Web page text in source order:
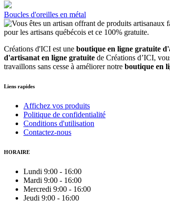
Boucles d'oreilles en métal
Créations d'ICI est une boutique en ligne gratuite
d'artisanat en ligne gratuite de Créations d’ICI,
travaillons sans cesse à améliorer notre boutique en
Liens rapides
Affichez vos produits
Politique de confidentialité
Conditions d'utilisation
Contactez-nous
HORAIRE
Lundi 9:00 - 16:00
Mardi 9:00 - 16:00
Mercredi 9:00 - 16:00
Jeudi 9:00 - 16:00